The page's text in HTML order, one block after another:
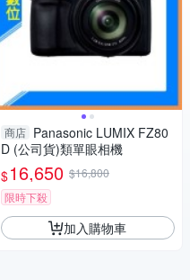
商店 Panasonic LUMIX FZ80
D (公司貨)類單眼相機
$16,650 $16,800
限時下殺
加入購物車